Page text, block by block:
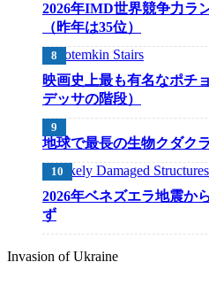
2026年IMD世界競争力ラ
（昨年は35位）
映画史上最も有名なポチ
デッサの階段）
地球で最長の生物クダク
2026年ベネズエラ地震か
ず
Invasion of Ukraine